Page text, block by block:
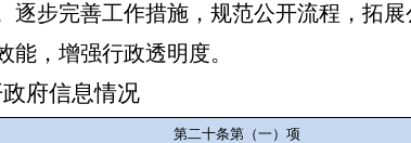
逐步完善工作措施，规范公开流程，拓
能，增强行政透明度。
府信息情况
第二十条第（一）项